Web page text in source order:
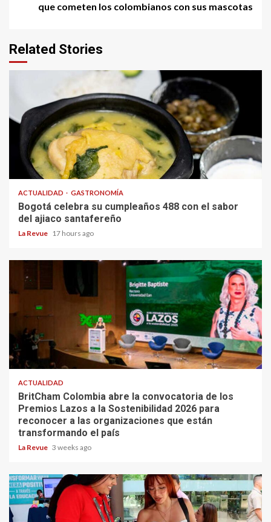
que cometen los colombianos con sus mascotas
Related Stories
ACTUALIDAD GASTRONOMÍA
Bogotá celebra su cumpleaños 488 con el sabor
del ajiaco santafereño
La Revue 17 hours ago
ACTUALIDAD
BritCham Colombia abre la convocatoria de los
Premios Lazos a la Sostenibilidad 2026 para
reconocer a las organizaciones que están
transformando el país
La Revue 3 weeks ago